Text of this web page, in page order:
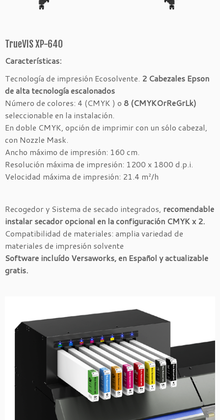
TrueVIS XP-640
Características:
Tecnología de impresión Ecosolvente. 2 Cabezales Epson
de alta tecnología escalonados
Número de colores: 4 (CMYK ) o 8 (CMYKOrReGrLk)
seleccionable en la instalación.
En doble CMYK, opción de imprimir con un sólo cabezal,
con Nozzle Mask.
Ancho máximo de impresión: 160 cm.
Resolución máxima de impresión: 1200 x 1800 d.p.i.
Velocidad máxima de impresión: 21.4 m²/h
Recogedor y Sistema de secado integrados, recomendable
instalar secador opcional en la configuración CMYK x 2.
Compatibilidad de materiales: amplia variedad de
materiales de impresión solvente
Software incluído Versaworks, en Español y actualizable
gratis.